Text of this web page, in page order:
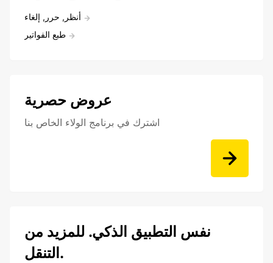
أنظر, حرر, إلغاء
طبع الفواتير
عروض حصرية
اشترك في برنامج الولاء الخاص بنا
نفس التطبيق الذكي. للمزيد من
التنقل.